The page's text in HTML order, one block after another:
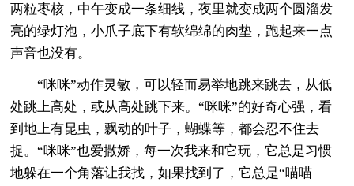
两粒枣核，中午变成一条细线，夜里就变成两个圆溜发
亮的绿灯泡，小爪子底下有软绵绵的肉垫，跑起来一点
声音也没有。
“咪咪”动作灵敏，可以轻而易举地跳来跳去，从低
处跳上高处，或从高处跳下来。“咪咪”的好奇心强，看
到地上有昆虫，飘动的叶子，蝴蝶等，都会忍不住去
捉。“咪咪”也爱撒娇，每一次我来和它玩，它总是习惯
地躲在一个角落让我找，如果找到了，它总是“喵喵